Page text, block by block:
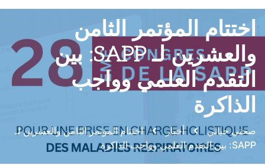
اختتام المؤتمر الثامن
والعشرين لـ SAPP: بين
التقدم العلمي وواجب
الذاكرة
صحتي حياتي أخبار
اختتام المؤتمر الثامن والعشرين لـ
SAPP: بين التقدم العلمي وواجب الذاكرة